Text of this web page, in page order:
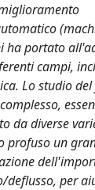
ha portato
campi,
Lo studio
da diverse
profuso un
deflusso, per